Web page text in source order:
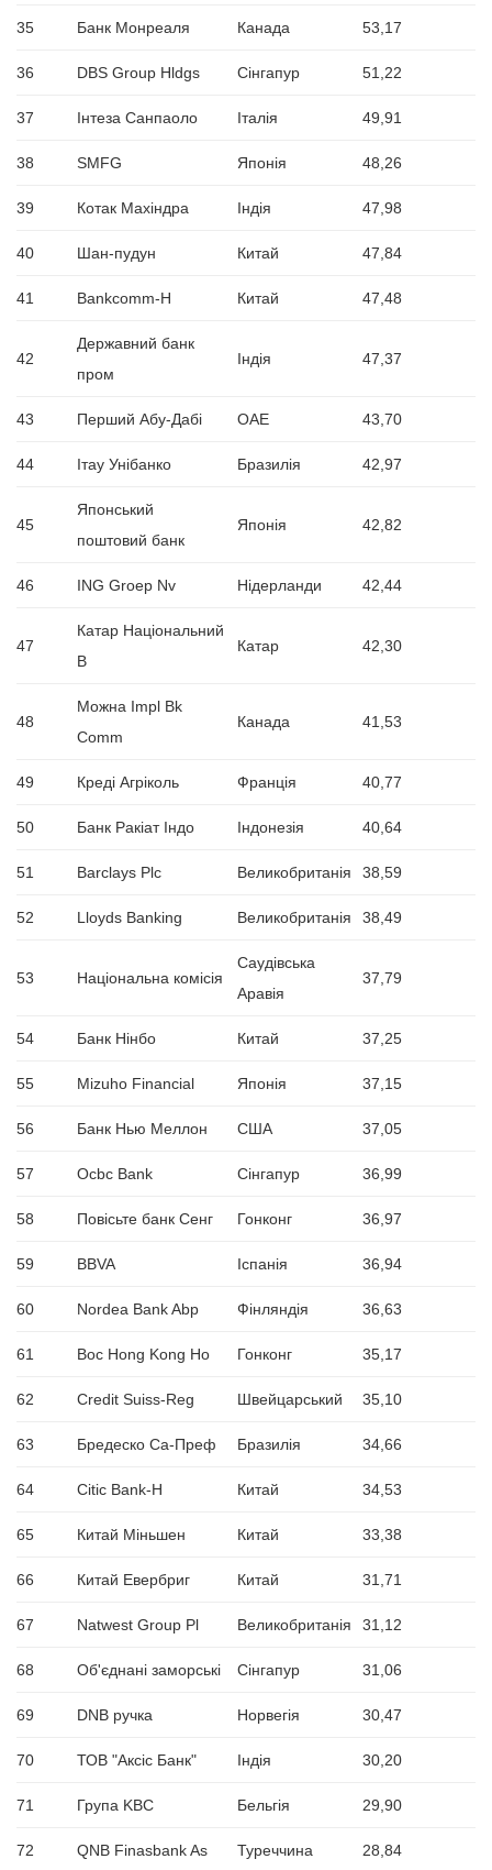
35 Банк Монреаля Канада 53,17
36 DBS Group Hldgs Сінгапур 51,22
37 Інтеза Санпаоло Італія 49,91
38 SMFG Японія 48,26
39 Котак Махіндра Індія 47,98
40 Шан-пудун Китай 47,84
41 Bankcomm-H Китай 47,48
42
Державний банк
пром
Індія 47,37
43 Перший Абу-Дабі ОАЕ 43,70
44 Ітау Унібанко Бразилія 42,97
45
Японський
поштовий банк
Японія 42,82
46 ING Groep Nv Нідерланди 42,44
47
Катар Національний
B
Катар 42,30
48
Можна Impl Bk
Comm
Канада 41,53
49 Креді Агріколь Франція 40,77
50 Банк Ракіат Індо Індонезія 40,64
51 Barclays Plc Великобританія 38,59
52 Lloyds Banking Великобританія 38,49
53 Національна комісія
Саудівська
Аравія
37,79
54 Банк Нінбо Китай 37,25
55 Mizuho Financial Японія 37,15
56 Банк Нью Меллон США 37,05
57 Ocbc Bank Сінгапур 36,99
58 Повісьте банк Сенг Гонконг 36,97
59 BBVA Іспанія 36,94
60 Nordea Bank Abp Фінляндія 36,63
61 Boc Hong Kong Ho Гонконг 35,17
62 Credit Suiss-Reg Швейцарський 35,10
63 Бредеско Са-Преф Бразилія 34,66
64 Citic Bank-H Китай 34,53
65 Китай Міньшен Китай 33,38
66 Китай Евербриг Китай 31,71
67 Natwest Group Pl Великобританія 31,12
68 Об'єднані заморські Сінгапур 31,06
69 DNB ручка Норвегія 30,47
70 ТОВ "Аксіс Банк" Індія 30,20
71 Група KBC Бельгія 29,90
72 QNB Finasbank As Туреччина 28,84